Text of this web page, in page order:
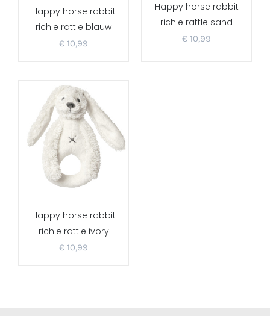
Happy horse rabbit
richie rattle blauw
€ 10,99
Happy horse rabbit
richie rattle sand
€ 10,99
Happy horse rabbit
richie rattle ivory
€ 10,99